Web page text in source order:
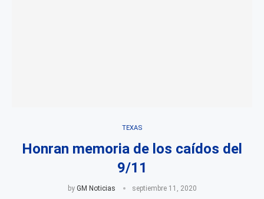
TEXAS
Honran memoria de los caídos del
9/11
by GM Noticias septiembre 11, 2020